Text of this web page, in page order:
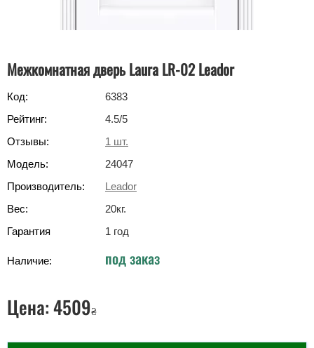
Межкомнатная дверь Laura LR-02 Leador
Код:
6383
Рейтинг:
4.5/5
Отзывы:
1 шт.
Модель:
24047
Производитель:
Leador
Вес:
20кг.
Гарантия
1 год
Наличие: под заказ
Цена:4509₴